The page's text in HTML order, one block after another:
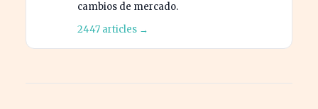
cambios de mercado.
2447 articles →